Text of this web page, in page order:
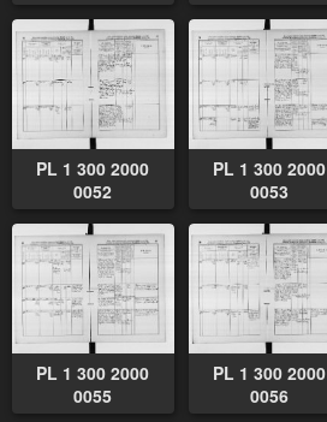
PL 1 300 2000
0052
PL 1 300 2000
0053
PL 1 300 2000
0055
PL 1 300 2000
0056